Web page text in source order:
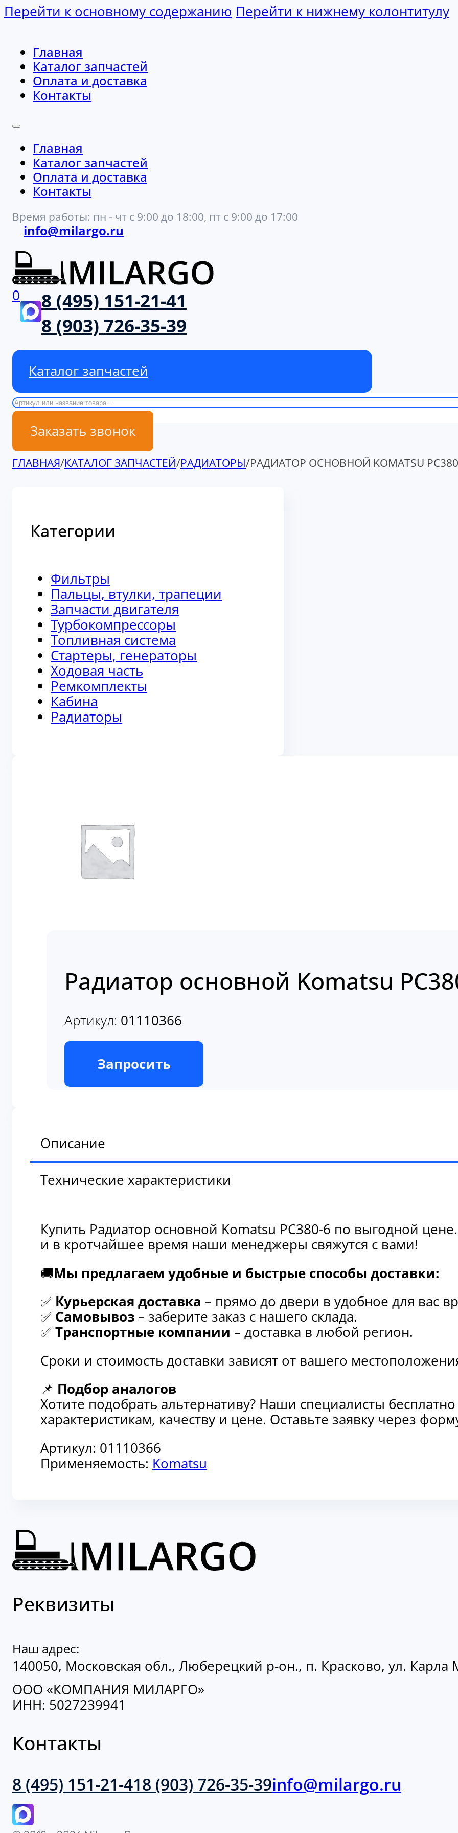
Перейти к основному содержанию Перейти к нижнему колонтитулу
Главная
Каталог запчастей
Оплата и доставка
Контакты
Главная
Каталог запчастей
Оплата и доставка
Контакты
Время работы: пн - чт с 9:00 до 18:00, пт с 9:00 до 17:00
info@milargo.ru
0
8 (495) 151-21-41
8 (903) 726-35-39
Каталог запчастей
Поиск
Заказать звонок
ГЛАВНАЯ/КАТАЛОГ ЗАПЧАСТЕЙ/РАДИАТОРЫ/РАДИАТОР ОСНОВНОЙ KOMATSU
Категории
Фильтры
Пальцы, втулки, трапеции
Запчасти двигателя
Турбокомпрессоры
Топливная система
Стартеры, генераторы
Ходовая часть
Ремкомплекты
Кабина
Радиаторы
Радиатор основной Komatsu
Артикул: 01110366
В наличии
Запросить
Описание
Технические характеристики
Купить Радиатор основной Komatsu PC380-6 по выгодной
и в кротчайшее время наши менеджеры свяжутся с вами!
🚚Мы предлагаем удобные и быстрые способы доставки:
✅ Курьерская доставка – прямо до двери в удобное для вас
✅ Самовывоз – заберите заказ с нашего склада.
✅ Транспортные компании – доставка в любой регион.
Сроки и стоимость доставки зависят от вашего
📌 Подбор аналогов
Хотите подобрать альтернативу? Наши специалисты
характеристикам, качеству и цене. Оставьте заявку через
Артикул: 01110366
Применяемость: Komatsu
Реквизиты
Наш адрес:
140050, Московская обл., Люберецкий р-он., п. Красково, ул. Карла
ООО «КОМПАНИЯ МИЛАРГО»
ИНН: 5027239941
Контакты
8 (495) 151-21-418 (903) 726-35-39info@milargo.ru